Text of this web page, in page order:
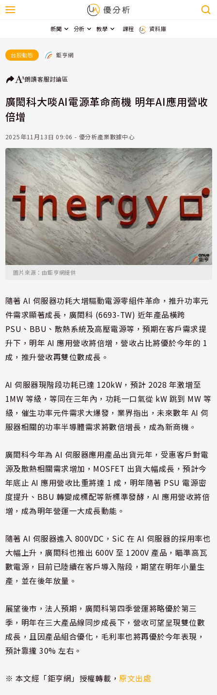
新聞 分析 教學 課程 資料庫
台股動態 鉅亨網
朗讀客服討論區
廣閎科大啖AI電源革命商機 明年AI應用營收
倍增
2025年11月13日 09:06 - 優分析產業數據中心
圖片來源：由鉅亨網提供
隨著 AI 伺服器功耗大增驅動電源零組件革命，推升功率元
件需求顯著成長，廣閎科 (6693-TW) 近年產品橫跨
PSU、BBU、散熱系統及高壓電源等，預期在客戶需求提
升下，明年 AI 應用營收將倍增，營收占比將優於今年的 1
成，推升營收再雙位數成長。
AI 伺服器現階段功耗已達 120kW，預計 2028 年激增至
1MW 等級，等同在三年內，功耗一口氣從 kW 跳到 MW 等
級，催生功率元件需求大爆發，業界指出，未來數年 AI 伺
服器相關的功率半導體需求將數倍增長，成為新商機。
廣閎科今年為 AI 伺服器應用產品出貨元年，受惠客戶對電
源及散熱相關需求增加，MOSFET 出貨大幅成長，預計今
年底止 AI 應用營收比重將達 1 成，明年隨著 PSU 電源密
度提升、BBU 轉變成標配等新標準發酵，AI 應用營收將倍
增，成為明年營運一大成長動能。
隨著 AI 伺服器進入 800VDC，SiC 在 AI 伺服器的採用率也
大幅上升，廣閎科也推出 600V 至 1200V 產品，瞄準高瓦
數電源，目前已陸續在客戶導入階段，期望在明年小量生
產，並在後年放量。
展望後市，法人預期，廣閎科第四季營運將略優於第三
季，明年在三大產品線同步成長下，營收可望呈現雙位數
成長，且因產品組合優化，毛利率也將再優於今年表現，
預計靠攏 30% 左右。
※ 本文經「鉅亨網」授權轉載，原文出處